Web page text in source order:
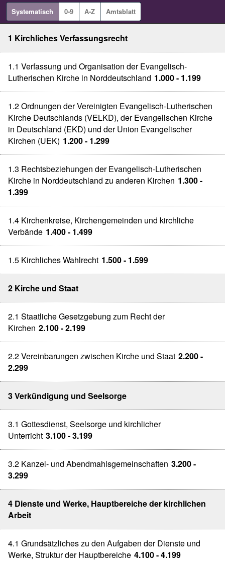
Systematisch 0-9 A-Z Amtsblatt
1 Kirchliches Verfassungsrecht
1.1 Verfassung und Organisation der Evangelisch-
Lutherischen Kirche in Norddeutschland 1.000 - 1.199
1.2 Ordnungen der Vereinigten Evangelisch-Lutherischen
Kirche Deutschlands (VELKD), der Evangelischen Kirche
in Deutschland (EKD) und der Union Evangelischer
Kirchen (UEK) 1.200 - 1.299
1.3 Rechtsbeziehungen der Evangelisch-Lutherischen
Kirche in Norddeutschland zu anderen Kirchen 1.300 -
1.399
1.4 Kirchenkreise, Kirchengemeinden und kirchliche
Verbände 1.400 - 1.499
1.5 Kirchliches Wahlrecht 1.500 - 1.599
2 Kirche und Staat
2.1 Staatliche Gesetzgebung zum Recht der
Kirchen 2.100 - 2.199
2.2 Vereinbarungen zwischen Kirche und Staat 2.200 -
2.299
3 Verkündigung und Seelsorge
3.1 Gottesdienst, Seelsorge und kirchlicher
Unterricht 3.100 - 3.199
3.2 Kanzel- und Abendmahlsgemeinschaften 3.200 -
3.299
4 Dienste und Werke, Hauptbereiche der kirchlichen
Arbeit
4.1 Grundsätzliches zu den Aufgaben der Dienste und
Werke, Struktur der Hauptbereiche 4.100 - 4.199